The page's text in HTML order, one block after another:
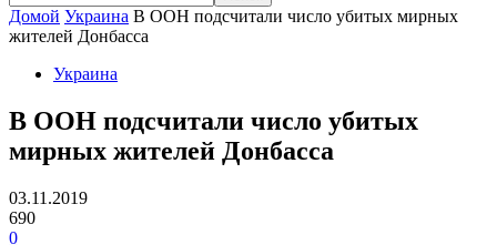
Домой Украина В ООН подсчитали число убитых мирных
жителей Донбасса
Украина
В ООН подсчитали число убитых
мирных жителей Донбасса
03.11.2019
690
0